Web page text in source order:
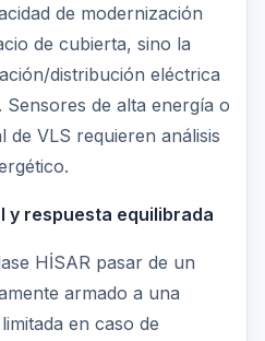
de modernización
de cubierta, sino la
distribución eléctrica
de alta energía o
de VLS requieren análisis
y respuesta equilibrada
HİSAR pasar de un
armado a una
en caso de